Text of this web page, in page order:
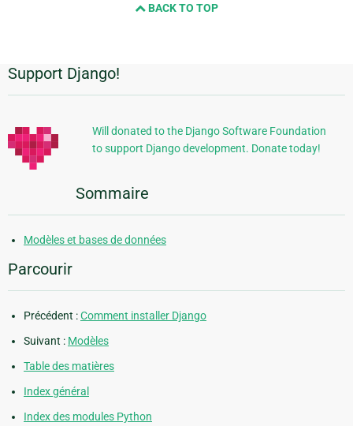
BACK TO TOP
Informations
supplémentaires
Support Django!
Will donated to the Django Software Foundation
to support Django development. Donate today!
Sommaire
Modèles et bases de données
Parcourir
Précédent :Comment installer Django
Suivant : Modèles
Table des matières
Index général
Index des modules Python